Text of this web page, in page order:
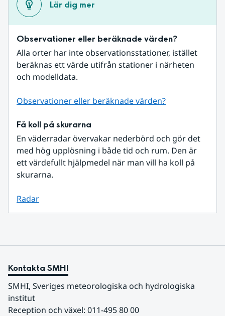
Lär dig mer
Observationer eller beräknade värden?
Alla orter har inte observationsstationer, istället
beräknas ett värde utifrån stationer i närheten
och modelldata.
Observationer eller beräknade värden?
Få koll på skurarna
En väderradar övervakar nederbörd och gör det
med hög upplösning i både tid och rum. Den är
ett värdefullt hjälpmedel när man vill ha koll på
skurarna.
Radar
Kontakta SMHI
SMHI, Sveriges meteorologiska och hydrologiska
institut
Reception och växel: 011-495 80 00